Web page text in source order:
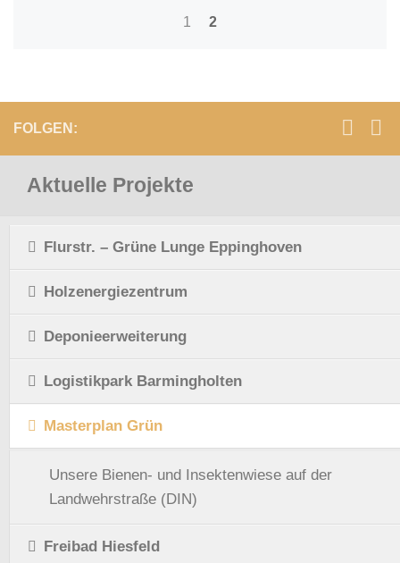
1 2
FOLGEN:
Aktuelle Projekte
Flurstr. – Grüne Lunge Eppinghoven
Holzenergiezentrum
Deponieerweiterung
Logistikpark Barmingholten
Masterplan Grün
Unsere Bienen- und Insektenwiese auf der
Landwehrstraße (DIN)
Freibad Hiesfeld